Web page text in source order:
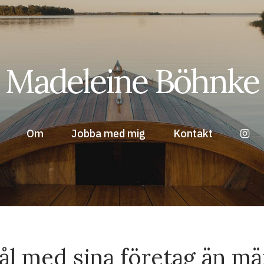
Madeleine Böhnke
Om Jobba med mig Kontakt
med sina företag än